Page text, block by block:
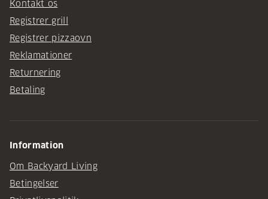
Kontakt os
Registrer grill
Registrer pizzaovn
Reklamationer
Returnering
Betaling
Information
Om Backyard Living
Betingelser